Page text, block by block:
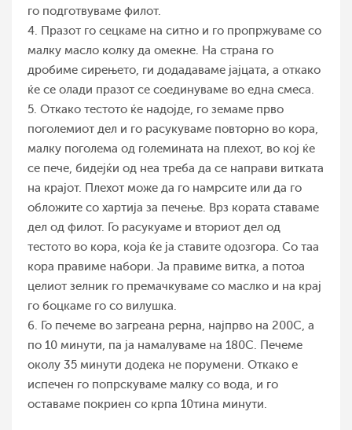
го подготвуваме филот.
4. Празот го сецкаме на ситно и го пропржуваме со
малку масло колку да омекне. На страна го
дробиме сирењето, ги додадаваме јајцата, а откако
ќе се олади празот се соединуваме во една смеса.
5. Откако тестото ќе надојде, го земаме прво
поголемиот дел и го расукуваме повторно во кора,
малку поголема од големината на плехот, во кој ќе
се пече, бидејќи од неа треба да се направи витката
на крајот. Плехот може да го намрсите или да го
обложите со хартија за печење. Врз кората ставаме
дел од филот. Го расукуаме и вториот дел од
тестото во кора, која ќе ја ставите одозгора. Со таа
кора правиме набори. Ја правиме витка, а потоа
целиот зелник го премачкуваме со маслко и на крај
го боцкаме го со вилушка.
6. Го печеме во загреана рерна, најпрво на 200С, а
по 10 минути, па ја намалуваме на 180С. Печеме
околу 35 минути додека не порумени. Откако е
испечен го попрскуваме малку со вода, и го
оставаме покриен со крпа 10тина минути.